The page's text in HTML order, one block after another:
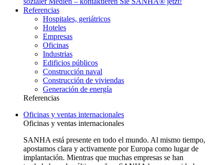
Referencias
Hospitales, geriátricos
Hoteles
Empresas
Oficinas
Industrias
Edificios públicos
Construcción naval
Construcción de viviendas
Generación de energía
Referencias
Oficinas y ventas internacionales
Oficinas y ventas internacionales
SANHA está presente en todo el mundo. Al mismo tiempo,
apostamos clara y activamente por Europa como lugar de
implantación. Mientras que muchas empresas se han